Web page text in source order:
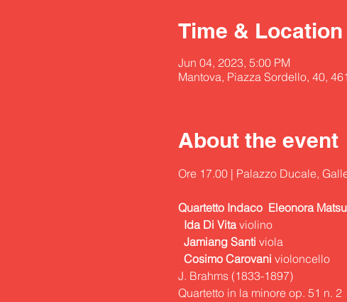
Time & Location
Jun 04, 2023, 5:00 PM
Mantova, Piazza Sordello, 40,
About the event
Quartetto Indaco Eleonora
Ida Di Vita
violino
Jamiang Santi
viola
Cosimo Carovani violoncello
J. Brahms (1833-1897)
Quartetto in la minore op. 51 n. 2